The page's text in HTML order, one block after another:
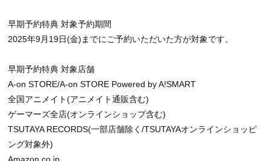
早期予約特典 対象予約期間
2025年9月19日(金)までにご予約いただいた方が対象です。
早期予約特典 対象店舗
A-on STORE/A-on STORE Powered by A!SMART
全国アニメイト(アニメイト通販含む)
ゲーマーズ全店(オンラインショップ含む)
TSUTAYA RECORDS(一部店舗除く/TSUTAYAオンラインショッピ
ング対象外)